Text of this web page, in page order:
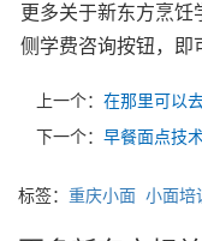
更多关于新东方烹饪
侧学费咨询按钮，即
上一个： 在那里可以
下一个： 早餐面点技
标签： 重庆小面 小面培